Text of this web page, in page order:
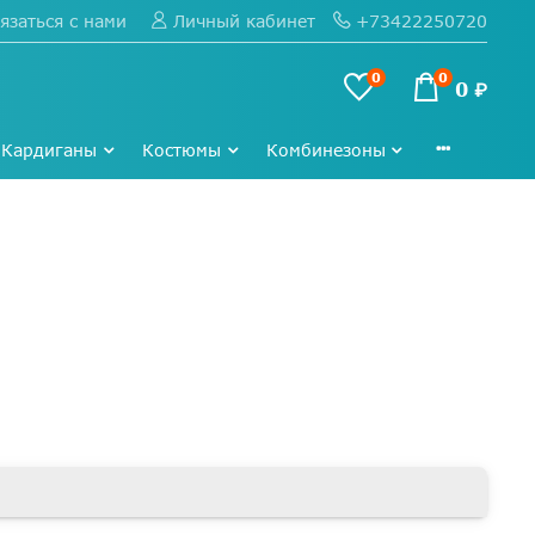
с нами Личный кабинет +73422250720
0 0 0 ₽
Кардиганы Костюмы Комбинезоны